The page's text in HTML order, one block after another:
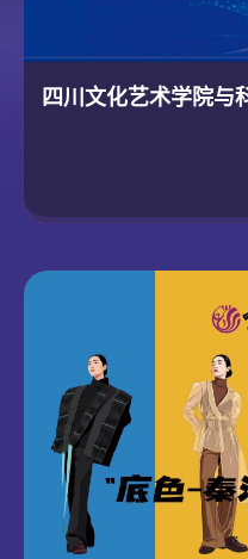
四川文化艺术学院与